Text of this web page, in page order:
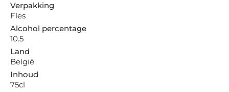
Verpakking
Fles
Alcohol percentage
10.5
Land
België
Inhoud
75cl